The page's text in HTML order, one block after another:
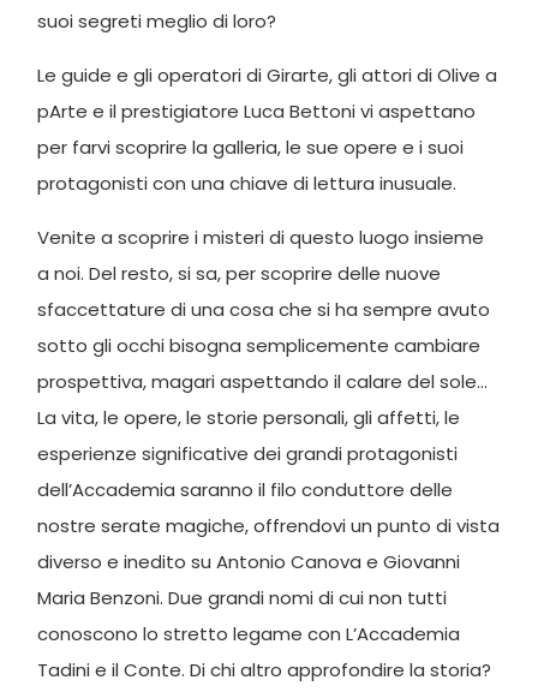
suoi segreti meglio di loro?
Le guide e gli operatori di Girarte, gli attori di Olive a
pArte e il prestigiatore Luca Bettoni vi aspettano
per farvi scoprire la galleria, le sue opere e i suoi
protagonisti con una chiave di lettura inusuale.
Venite a scoprire i misteri di questo luogo insieme
a noi. Del resto, si sa, per scoprire delle nuove
sfaccettature di una cosa che si ha sempre avuto
sotto gli occhi bisogna semplicemente cambiare
prospettiva, magari aspettando il calare del sole…
La vita, le opere, le storie personali, gli affetti, le
esperienze significative dei grandi protagonisti
dell’Accademia saranno il filo conduttore delle
nostre serate magiche, offrendovi un punto di vista
diverso e inedito su Antonio Canova e Giovanni
Maria Benzoni. Due grandi nomi di cui non tutti
conoscono lo stretto legame con L’Accademia
Tadini e il Conte. Di chi altro approfondire la storia?